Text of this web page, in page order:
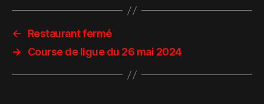
←
Restaurant fermé
→
Course de ligue du 26 mai 2024